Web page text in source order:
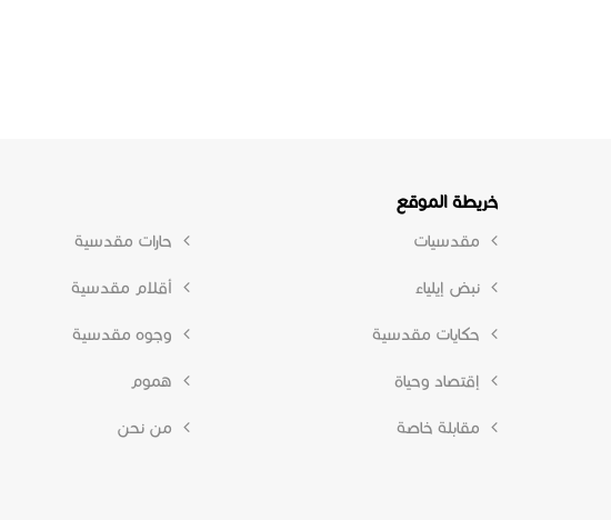
خريطة الموقع
مقدسيات
نبض إيلياء
حكايات مقدسية
إقتصاد وحياة
مقابلة خاصة
حارات مقدسية
أقلام مقدسية
وجوه مقدسية
هموم
من نحن